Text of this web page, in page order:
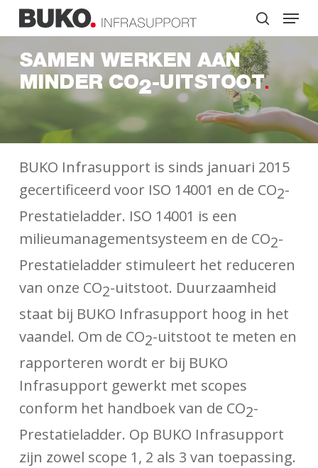
Skip
content
Menu
SAMEN WERKEN AAN
MINDER CO2-UITSTOOT
BUKO Infrasupport is sinds januari 2015
gecertificeerd voor ISO 14001 en de CO2-
Prestatieladder. ISO 14001 is een
milieumanagementsysteem en de CO2-
Prestatieladder stimuleert het reduceren
van onze CO2-uitstoot. Duurzaamheid
staat bij BUKO Infrasupport hoog in het
vaandel. Om de CO2-uitstoot te meten en
rapporteren wordt er bij BUKO
Infrasupport gewerkt met scopes
conform het handboek van de CO2-
Prestatieladder. Op BUKO Infrasupport
zijn zowel scope 1, 2 als 3 van toepassing.